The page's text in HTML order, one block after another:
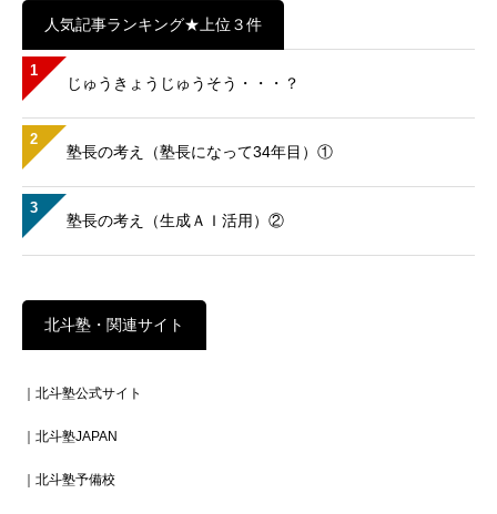
人気記事ランキング★上位３件
1
じゅうきょうじゅうそう・・・？
2
塾長の考え（塾長になって34年目）①
3
塾長の考え（生成ＡＩ活用）②
北斗塾・関連サイト
｜北斗塾公式サイト
｜北斗塾JAPAN
｜北斗塾予備校